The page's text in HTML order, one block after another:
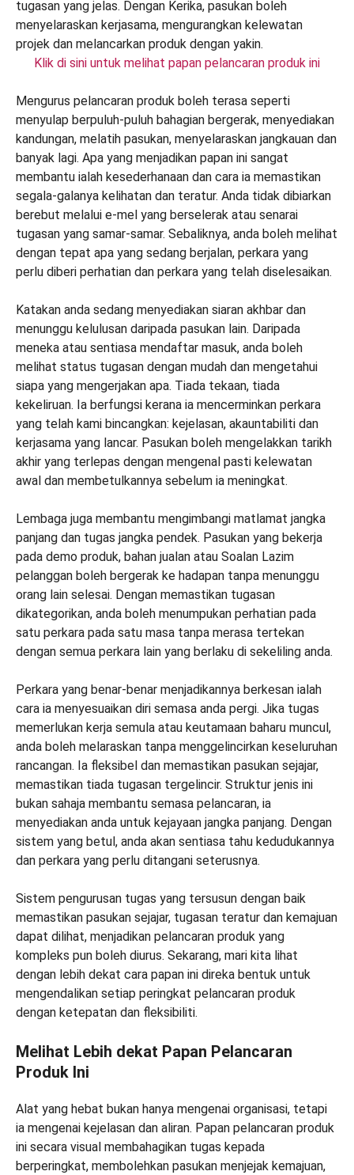
Klik di sini untuk melihat papan pelancaran produk ini
Mengurus pelancaran produk boleh terasa seperti
menyulap berpuluh-puluh bahagian bergerak, menyediakan
kandungan, melatih pasukan, menyelaraskan jangkauan dan
banyak lagi. Apa yang menjadikan papan ini sangat
membantu ialah kesederhanaan dan cara ia memastikan
segala-galanya kelihatan dan teratur. Anda tidak dibiarkan
berebut melalui e-mel yang berselerak atau senarai
tugasan yang samar-samar. Sebaliknya, anda boleh melihat
dengan tepat apa yang sedang berjalan, perkara yang
perlu diberi perhatian dan perkara yang telah diselesaikan.
Katakan anda sedang menyediakan siaran akhbar dan
menunggu kelulusan daripada pasukan lain. Daripada
meneka atau sentiasa mendaftar masuk, anda boleh
melihat status tugasan dengan mudah dan mengetahui
siapa yang mengerjakan apa. Tiada tekaan, tiada
kekeliruan. Ia berfungsi kerana ia mencerminkan perkara
yang telah kami bincangkan: kejelasan, akauntabiliti dan
kerjasama yang lancar. Pasukan boleh mengelakkan tarikh
akhir yang terlepas dengan mengenal pasti kelewatan
awal dan membetulkannya sebelum ia meningkat.
Lembaga juga membantu mengimbangi matlamat jangka
panjang dan tugas jangka pendek. Pasukan yang bekerja
pada demo produk, bahan jualan atau Soalan Lazim
pelanggan boleh bergerak ke hadapan tanpa menunggu
orang lain selesai. Dengan memastikan tugasan
dikategorikan, anda boleh menumpukan perhatian pada
satu perkara pada satu masa tanpa merasa tertekan
dengan semua perkara lain yang berlaku di sekeliling anda.
Perkara yang benar-benar menjadikannya berkesan ialah
cara ia menyesuaikan diri semasa anda pergi. Jika tugas
memerlukan kerja semula atau keutamaan baharu muncul,
anda boleh melaraskan tanpa menggelincirkan keseluruhan
rancangan. Ia fleksibel dan memastikan pasukan sejajar,
memastikan tiada tugasan tergelincir. Struktur jenis ini
bukan sahaja membantu semasa pelancaran, ia
menyediakan anda untuk kejayaan jangka panjang. Dengan
sistem yang betul, anda akan sentiasa tahu kedudukannya
dan perkara yang perlu ditangani seterusnya.
Sistem pengurusan tugas yang tersusun dengan baik
memastikan pasukan sejajar, tugasan teratur dan kemajuan
dapat dilihat, menjadikan pelancaran produk yang
kompleks pun boleh diurus. Sekarang, mari kita lihat
dengan lebih dekat cara papan ini direka bentuk untuk
mengendalikan setiap peringkat pelancaran produk
dengan ketepatan dan fleksibiliti.
Melihat Lebih dekat Papan Pelancaran
Produk Ini
Alat yang hebat bukan hanya mengenai organisasi, tetapi
ia mengenai kejelasan dan aliran. Papan pelancaran produk
ini secara visual membahagikan tugas kepada
berperingkat, membolehkan pasukan menjejak kemajuan,